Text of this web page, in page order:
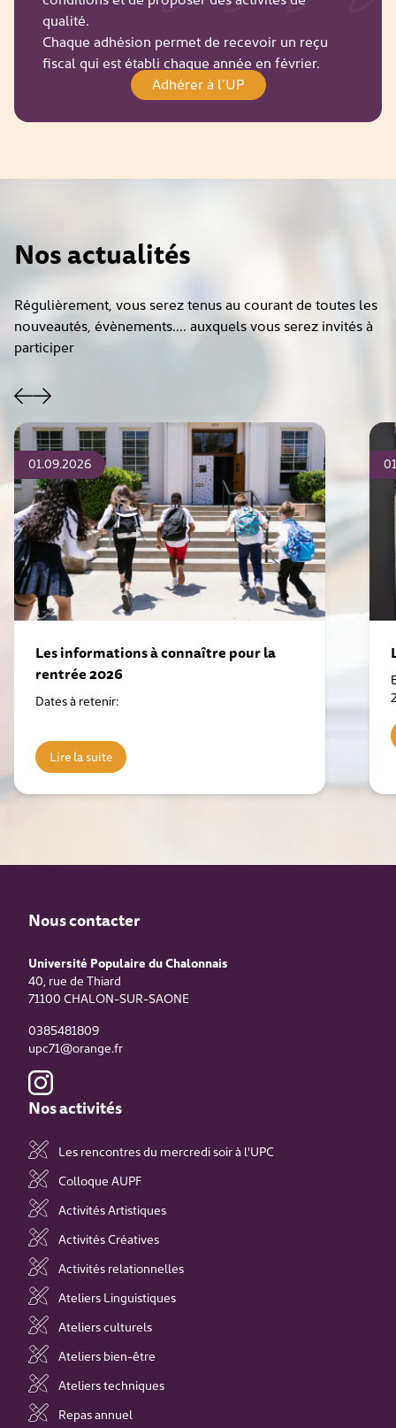
qualité.
Chaque adhésion permet de recevoir un reçu
fiscal qui est établi chaque année en février.
Adhérer à l’UP
Nos actualités
Régulièrement, vous serez tenus au courant de toutes les
nouveautés, évènements.... auxquels vous serez invités à
participer
01.09.2026
Les informations à connaître pour la
rentrée 2026
Dates à retenir:
Lire la suite
Nous contacter
Université Populaire du Chalonnais
40, rue de Thiard
71100 CHALON-SUR-SAONE
0385481809
upc71@orange.fr
Nos activités
Les rencontres du mercredi soir à l'UPC
Colloque AUPF
Activités Artistiques
Activités Créatives
Activités relationnelles
Ateliers Linguistiques
Ateliers culturels
Ateliers bien-être
Ateliers techniques
Repas annuel